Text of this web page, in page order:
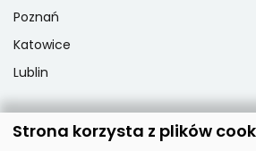
Poznań
Katowice
Lublin
Popularne przedmioty
Strona korzysta z plików